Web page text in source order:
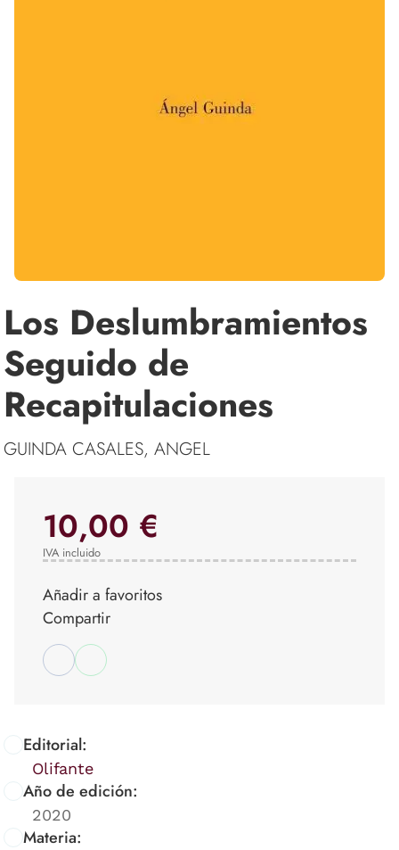
Los Deslumbramientos
Seguido de
Recapitulaciones
GUINDA CASALES, ANGEL
Editorial:
Olifante
Año de edición:
2020
Materia:
10,00 €
IVA incluido
Añadir a favoritos
Compartir